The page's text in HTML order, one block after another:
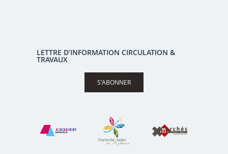
LETTRE D’INFORMATION CIRCULATION &
TRAVAUX
S’ABONNER